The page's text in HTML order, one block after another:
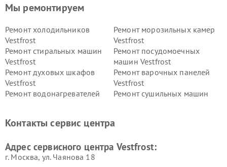
Мы ремонтируем
Ремонт холодильников
Vestfrost
Ремонт морозильных камер
Vestfrost
Ремонт стиральных машин
Vestfrost
Ремонт посудомоечных
машин Vestfrost
Ремонт духовых шкафов
Vestfrost
Ремонт варочных панелей
Vestfrost
Ремонт водонагревателей
Ремонт сушильных машин
Vestfrost
Контакты сервис центра
Адрес сервисного центра Vestfrost:
г. Москва, ул. Чаянова 18